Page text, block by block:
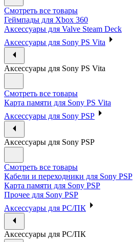
Смотреть все товары
Геймпады для Xbox 360
Аксессуары для Valve Steam Deck
Аксессуары для Sony PS Vita
Аксессуары для Sony PS Vita
Смотреть все товары
Карта памяти для Sony PS Vita
Аксессуары для Sony PSP
Аксессуары для Sony PSP
Смотреть все товары
Кабели и переходники для Sony PSP
Карта памяти для Sony PSP
Прочее для Sony PSP
Аксессуары для PC/ПК
Аксессуары для PC/ПК